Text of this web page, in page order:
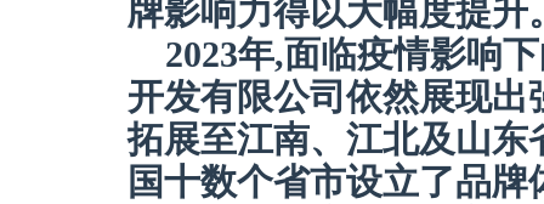
牌影响力得以大幅度提升
2023年,面临疫情影响
开发有限公司依然展现
拓展至江南、江北及山
国十数个省市设立了品